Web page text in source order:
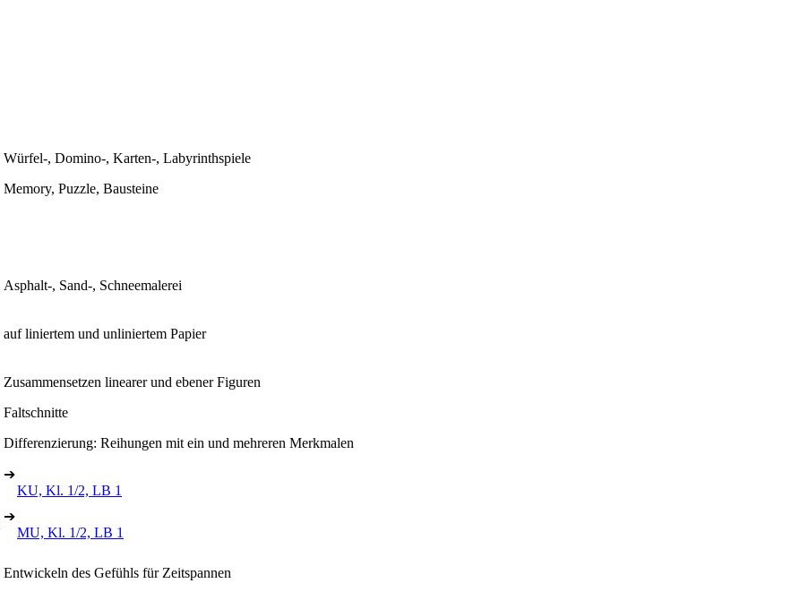
Würfel-, Domino-, Karten-, Labyrinthspiele
Memory, Puzzle, Bausteine
Asphalt-, Sand-, Schneemalerei
auf liniertem und unliniertem Papier
Zusammensetzen linearer und ebener Figuren
Faltschnitte
Differenzierung: Reihungen mit ein und mehreren Merkmalen
➔
KU, Kl. 1/2, LB 1
➔
MU, Kl. 1/2, LB 1
Entwickeln des Gefühls für Zeitspannen